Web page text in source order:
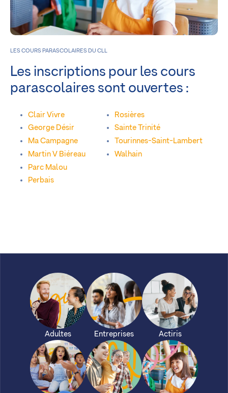
LES COURS PARASCOLAIRES DU CLL
Les inscriptions pour les cours
parascolaires sont ouvertes :
Clair Vivre
George Désir
Ma Campagne
Martin V Biéreau
Parc Malou
Perbais
Rosières
Sainte Trinité
Tourinnes-Saint-Lambert
Walhain
Adultes Entreprises Actiris